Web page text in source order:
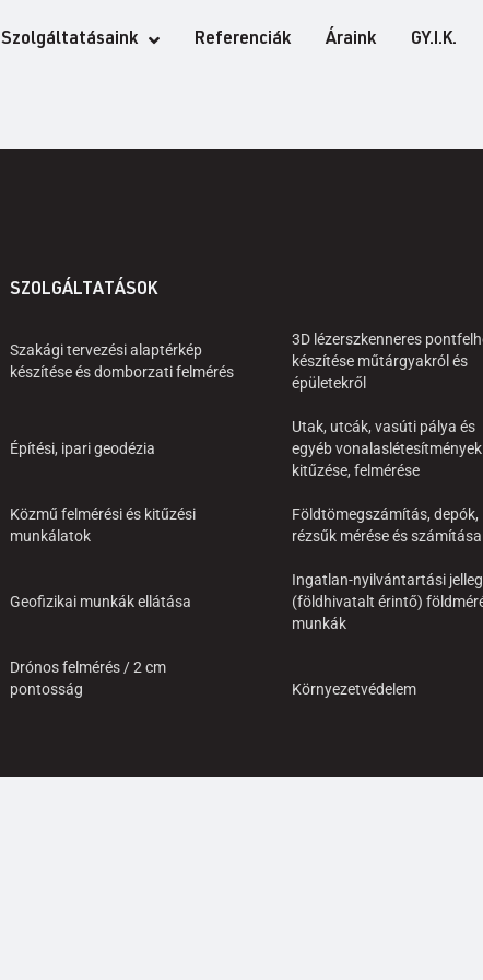
Szolgáltatásaink Referenciák Áraink GY.I.K.
SZOLGÁLTATÁSOK
Szakági tervezési alaptérkép
készítése és domborzati felmérés
3D lézerszkenneres
készítése műtárgyakról és
épületekről
Építési, ipari geodézia
Utak, utcák, vasúti pálya és
egyéb vonalaslétesítmények
kitűzése, felmérése
Közmű felmérési és kitűzési
munkálatok
Földtömegszámítás, depók,
rézsűk mérése és számítása
Geofizikai munkák ellátása
Ingatlan-nyilvántartási
(földhivatalt érintő)
munkák
Drónos felmérés / 2 cm
pontosság
Környezetvédelem